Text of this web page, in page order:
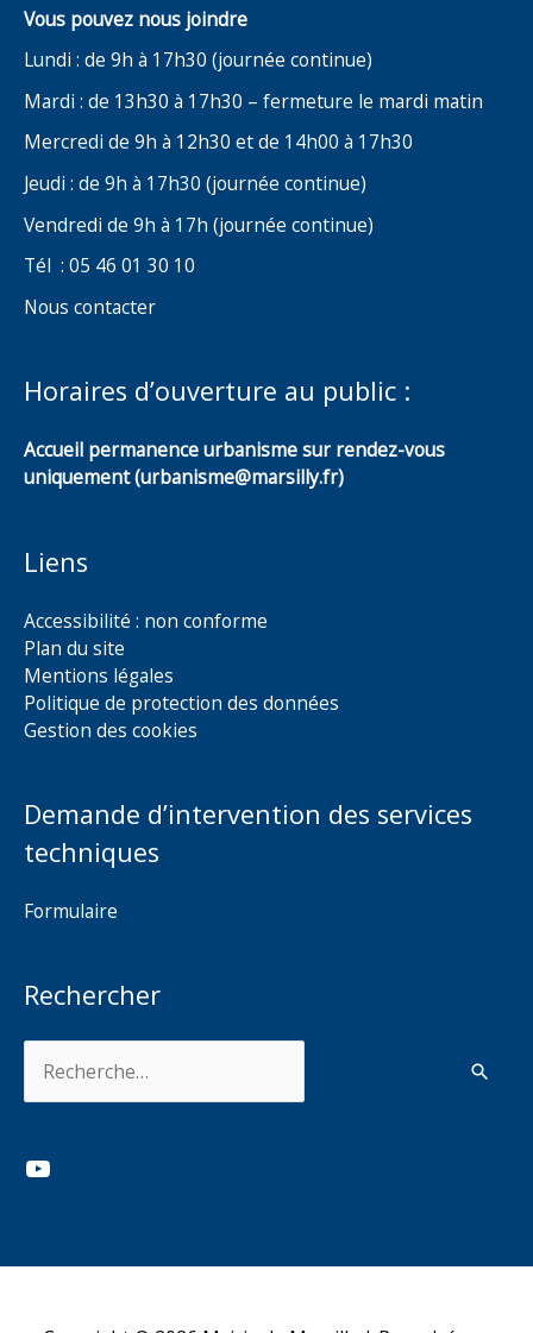
Vous pouvez nous joindre
Lundi : de 9h à 17h30 (journée continue)
Mardi : de 13h30 à 17h30 – fermeture le mardi matin
Mercredi de 9h à 12h30 et de 14h00 à 17h30
Jeudi : de 9h à 17h30 (journée continue)
Vendredi de 9h à 17h (journée continue)
Tél : 05 46 01 30 10
Nous contacter
Horaires d’ouverture au public :
Accueil permanence urbanisme sur rendez-vous
uniquement (urbanisme@marsilly.fr)
Liens
Accessibilité : non conforme
Plan du site
Mentions légales
Politique de protection des données
Gestion des cookies
Demande d’intervention des services
techniques
Formulaire
Rechercher
YouTube